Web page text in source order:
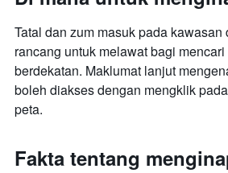
Tatal dan zum masuk pada
rancang untuk melawat bagi
berdekatan. Maklumat lanjut
boleh diakses dengan mengklik
peta.
Fakta tentang